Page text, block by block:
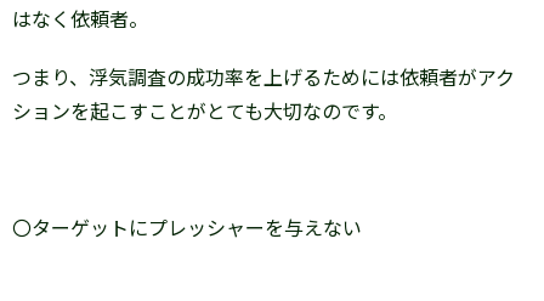
はなく依頼者。
つまり、浮気調査の成功率を上げるためには依頼者がアク
ションを起こすことがとても大切なのです。
〇ターゲットにプレッシャーを与えない